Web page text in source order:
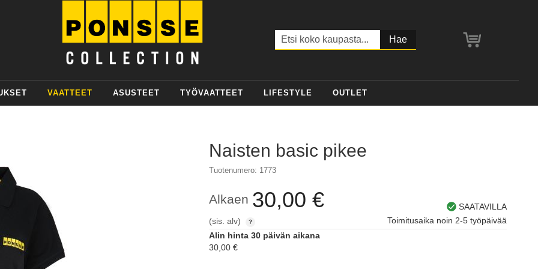
VAATTEET ASUSTEET TYÖVAATTEET LIFESTYLE OUTLET
Naisten basic pikee
Tuotenumero: 1773
Alkaen 30,00 €
(sis. alv)
SAATAVILLA
Toimitusaika noin 2-5 työpäivää
Alin hinta 30 päivän aikana
30,00 €